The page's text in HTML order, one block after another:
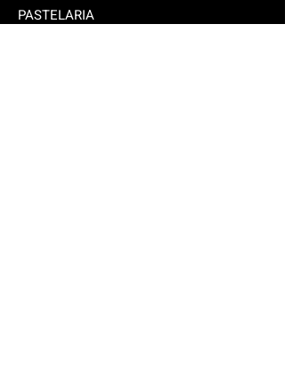
PASTELARIA